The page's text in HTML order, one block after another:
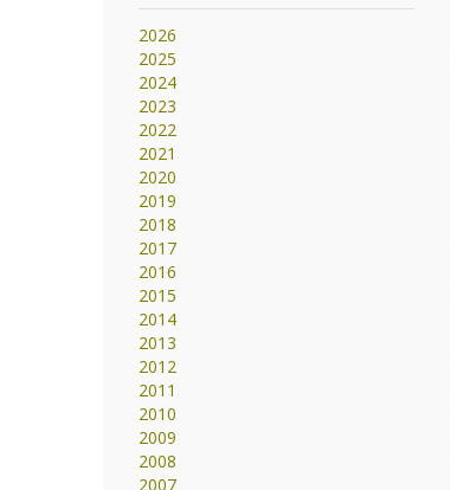
2026
2025
2024
2023
2022
2021
2020
2019
2018
2017
2016
2015
2014
2013
2012
2011
2010
2009
2008
2007